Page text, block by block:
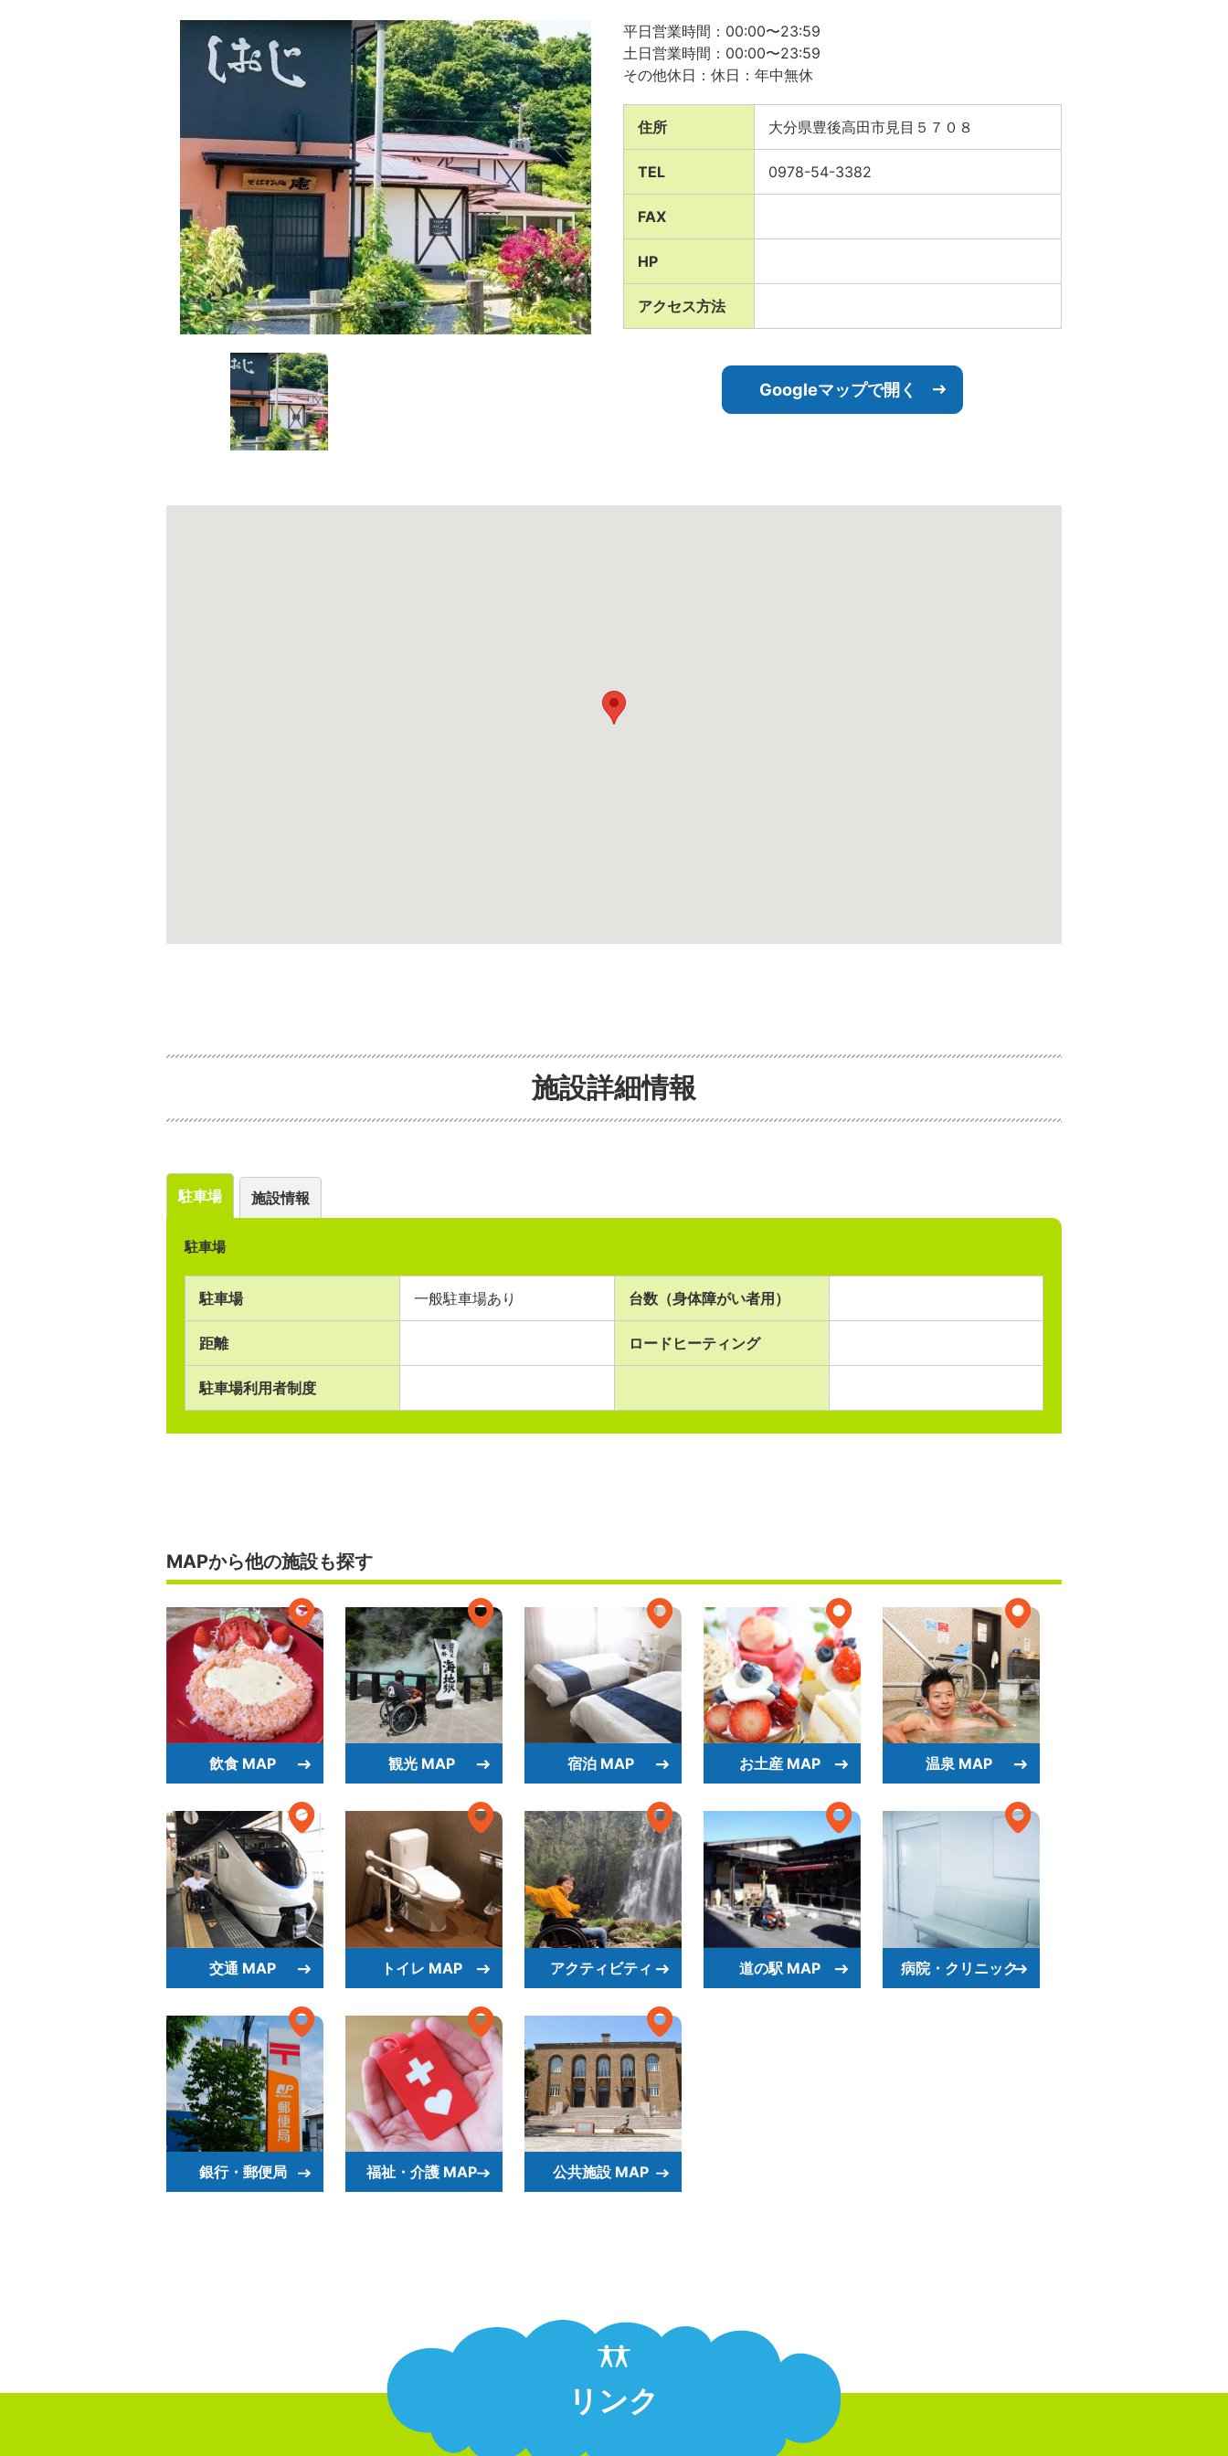
平日営業時間：00:00〜23:59
土日営業時間：00:00〜23:59
その他休日：休日：年中無休
住所 大分県豊後高田市見目５７０８
TEL 0978-54-3382
FAX
HP
アクセス方法
Googleマップで開く
施設詳細情報
駐車場 施設情報
駐車場
駐車場 一般駐車場あり 台数（身体障がい者用）
距離 ロードヒーティング
駐車場利用者制度
MAPから他の施設も探す
飲食 MAP 観光 MAP 宿泊 MAP お土産 MAP 温泉 MAP
交通 MAP トイレ MAP アクティビティ 道の駅 MAP 病院・クリニック
銀行・郵便局 福祉・介護 MAP 公共施設 MAP
リンク